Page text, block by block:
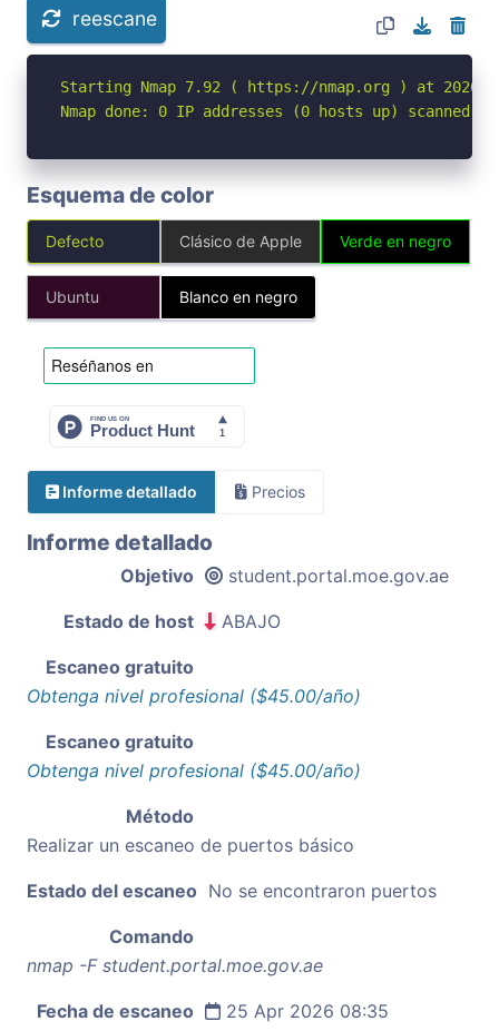
reescane
Starting Nmap 7.92 ( https://nmap.org ) at 2026-
Nmap done: 0 IP addresses (0 hosts up) scanned
Esquema de color
Defecto Clásico de Apple Verde en negro
Ubuntu Blanco en negro
Informe detallado Precios
Informe detallado
Objetivo student.portal.moe.gov.ae
Estado de host ABAJO
Escaneo gratuito
Obtenga nivel profesional ($45.00/año)
Escaneo gratuito
Obtenga nivel profesional ($45.00/año)
Método
Realizar un escaneo de puertos básico
Estado del escaneo No se encontraron puertos
Comando
nmap -F student.portal.moe.gov.ae
Fecha de escaneo 25 Apr 2026 08:35